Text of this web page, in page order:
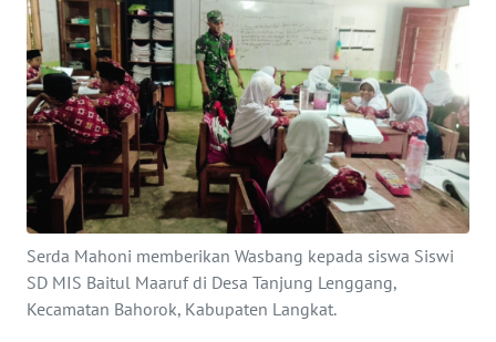
Serda Mahoni memberikan Wasbang kepada siswa Siswi
SD MIS Baitul Maaruf di Desa Tanjung Lenggang,
Kecamatan Bahorok, Kabupaten Langkat.
Informasi
INDEKS
BERITA
KONTAK
KAMI
INFO
IKLAN
TENTANG